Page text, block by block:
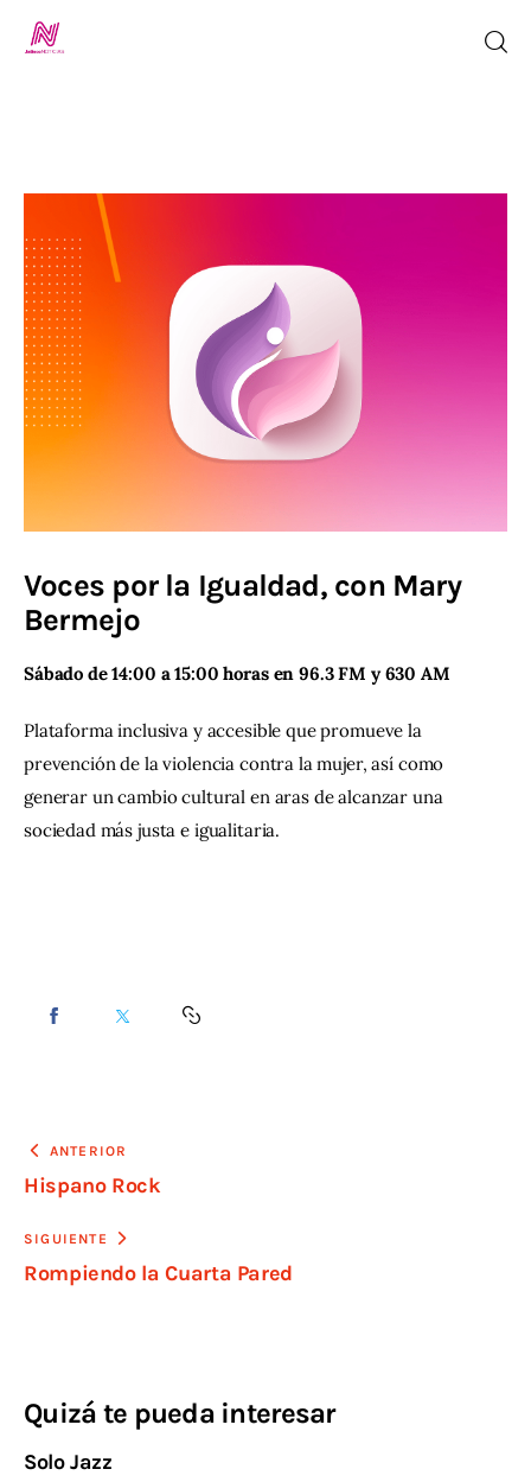
TV en Vivo
Jalisco Noticias
Programación
Jalisco TV
Jalisco RADIO / En Vivo
Nosotros
Contacto
Voces por la Igualdad, con Mary
Bermejo
Sábado de 14:00 a 15:00 horas en 96.3 FM y 630 AM
Plataforma inclusiva y accesible que promueve la
prevención de la violencia contra la mujer, así como
generar un cambio cultural en aras de alcanzar una
sociedad más justa e igualitaria.
ANTERIOR
Hispano Rock
SIGUIENTE
Rompiendo la Cuarta Pared
Quizá te pueda interesar
Solo Jazz